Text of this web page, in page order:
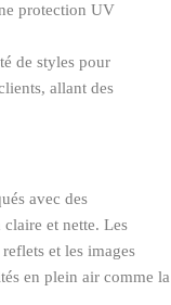
protection UV
de styles pour
allant des
avec des
et nette. Les
et les images
en plein air comme la